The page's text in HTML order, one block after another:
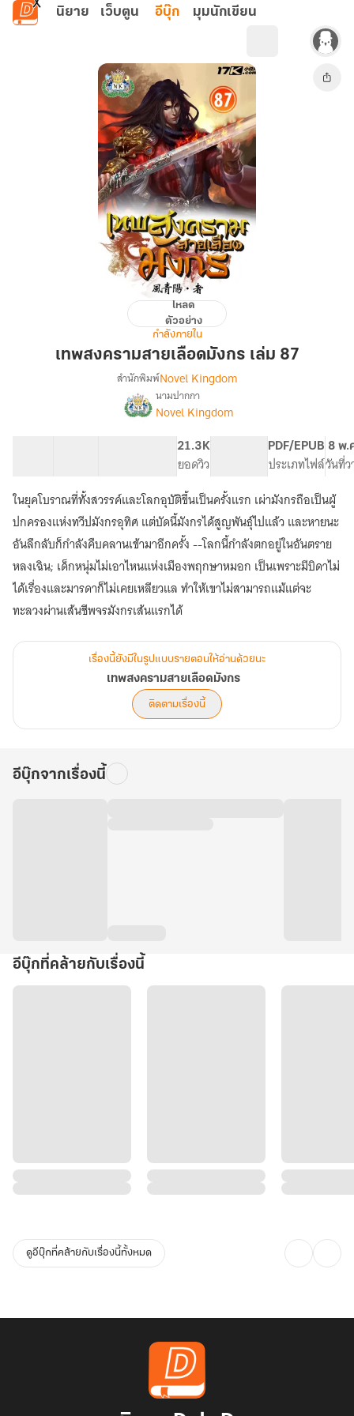
ข้ามไปยังเนื้อหาหลัก
นิยาย เว็บตูน อีบุ๊ก มุมนักเขียน
สงคราม
สาย
มังกร
โหลด
ตัวอย่าง
กำลังภายใน
เทพสงครามสายเลือดมังกร เล่ม 87
เรื่อง
เทพ
สงคราม
สาย
เลือด
มังกร
สำนักพิมพ์Novel Kingdom
นามปากกา
Novel Kingdom
21.3K
ยอดวิว
PDF/EPUB
ประเภทไฟล์
8 พ.
วันที่ว
ในยุคโบราณที่ทั้งสวรรค์และโลกอุบัติขึ้นเป็นครั้งแรก เผ่ามังกรถือเป็นผู้
ปกครองแห่งทวีปมังกรอุทิศ แต่บัดนี้มังกรได้สูญพันธุ์ไปแล้ว และหายนะ
อันลึกลับก็กำลังคืบคลานเข้ามาอีกครั้ง --โลกนี้กำลังตกอยู่ในอันตราย
หลงเฉิน; เด็กหนุ่มไม่เอาไหนแห่งเมืองพฤกษาหมอก เป็นเพราะมีบิดาไม่
ได้เรื่องและมารดาก็ไม่เคยเหลียวแล ทำให้เขาไม่สามารถแม้แต่จะ
ทะลวงผ่านเส้นชีพจรมังกรเส้นแรกได้
เรื่องนี้ยังมีในรูปแบบรายตอนให้อ่านด้วยนะ
เทพสงครามสายเลือดมังกร
ติดตามเรื่องนี้
อีบุ๊กจากเรื่องนี้
อีบุ๊กที่คล้ายกับเรื่องนี้
ดูอีบุ๊กที่คล้ายกับเรื่องนี้ทั้งหมด